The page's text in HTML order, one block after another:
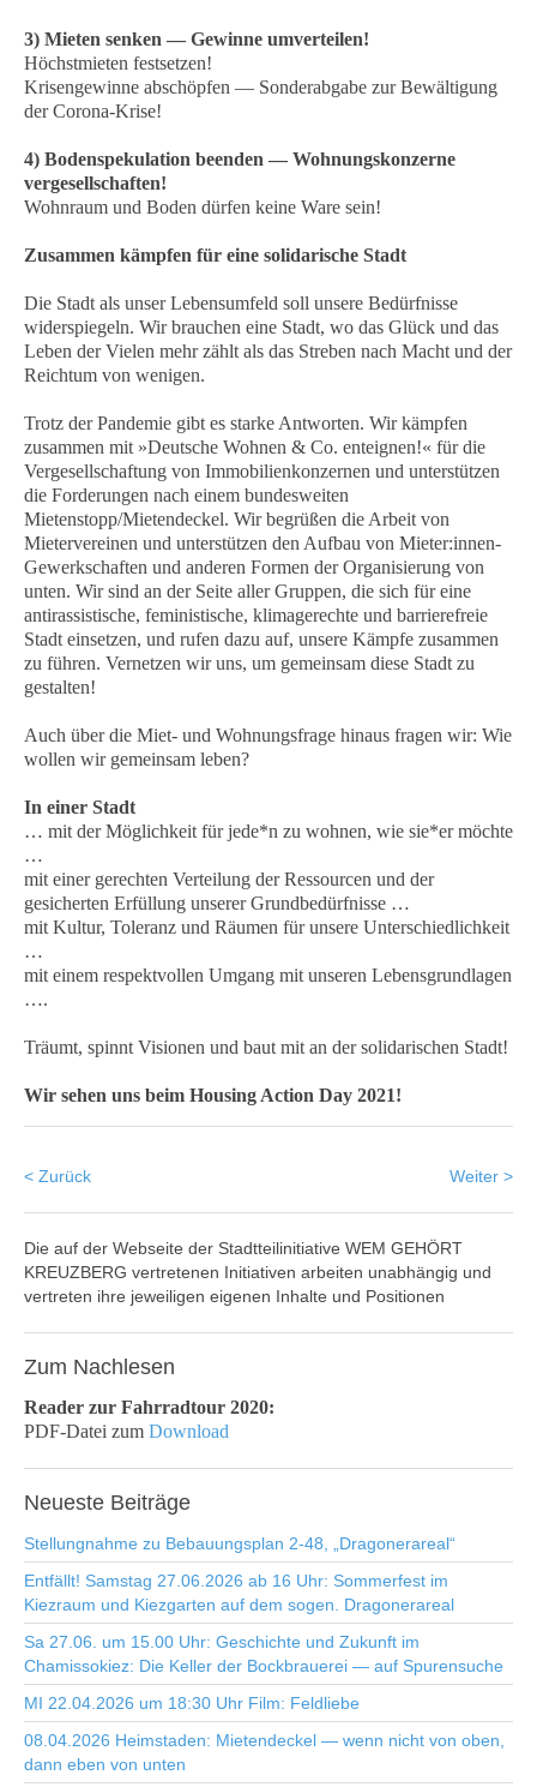
3) Mieten senken — Gewinne umverteilen!
Höchstmieten festsetzen!
Krisengewinne abschöpfen — Sonderabgabe zur Bewältigung
der Corona-Krise!
4) Bodenspekulation beenden — Wohnungskonzerne
vergesellschaften!
Wohnraum und Boden dürfen keine Ware sein!
Zusammen kämpfen für eine solidarische Stadt
Die Stadt als unser Lebensumfeld soll unsere Bedürfnisse
widerspiegeln. Wir brauchen eine Stadt, wo das Glück und das
Leben der Vielen mehr zählt als das Streben nach Macht und der
Reichtum von wenigen.
Trotz der Pandemie gibt es starke Antworten. Wir kämpfen
zusammen mit »Deutsche Wohnen & Co. enteignen!« für die
Vergesellschaftung von Immobilienkonzernen und unterstützen
die Forderungen nach einem bundesweiten
Mietenstopp/Mietendeckel. Wir begrüßen die Arbeit von
Mietervereinen und unterstützen den Aufbau von Mieter:innen-
Gewerkschaften und anderen Formen der Organisierung von
unten. Wir sind an der Seite aller Gruppen, die sich für eine
antirassistische, feministische, klimagerechte und barrierefreie
Stadt einsetzen, und rufen dazu auf, unsere Kämpfe zusammen
zu führen. Vernetzen wir uns, um gemeinsam diese Stadt zu
gestalten!
Auch über die Miet- und Wohnungsfrage hinaus fragen wir: Wie
wollen wir gemeinsam leben?
In einer Stadt
… mit der Möglichkeit für jede*n zu wohnen, wie sie*er möchte
…
mit einer gerechten Verteilung der Ressourcen und der
gesicherten Erfüllung unserer Grundbedürfnisse …
mit Kultur, Toleranz und Räumen für unsere Unterschiedlichkeit
…
mit einem respektvollen Umgang mit unseren Lebensgrundlagen
….
Träumt, spinnt Visionen und baut mit an der solidarischen Stadt!
Wir sehen uns beim Housing Action Day 2021!
< Zurück Weiter >
Die auf der Webseite der Stadtteilinitiative WEM GEHÖRT
KREUZBERG vertretenen Initiativen arbeiten unabhängig und
vertreten ihre jeweiligen eigenen Inhalte und Positionen
Zum Nachlesen
Reader zur Fahrradtour 2020:
PDF-Datei zum Download
Neueste Beiträge
Stellungnahme zu Bebauungsplan 2-48, „Dragonerareal“
Entfällt! Samstag 27.06.2026 ab 16 Uhr: Sommerfest im
Kiezraum und Kiezgarten auf dem sogen. Dragonerareal
Sa 27.06. um 15.00 Uhr: Geschichte und Zukunft im
Chamissokiez: Die Keller der Bockbrauerei — auf Spurensuche
MI 22.04.2026 um 18:30 Uhr Film: Feldliebe
08.04.2026 Heimstaden: Mietendeckel — wenn nicht von oben,
dann eben von unten